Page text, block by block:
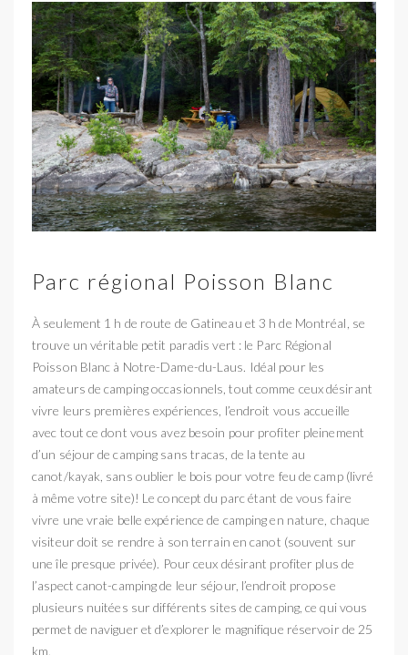
Parc régional Poisson Blanc
À seulement 1 h de route de Gatineau et 3 h de Montréal, se
trouve un véritable petit paradis vert : le Parc Régional
Poisson Blanc à Notre-Dame-du-Laus. Idéal pour les
amateurs de camping occasionnels, tout comme ceux désirant
vivre leurs premières expériences, l’endroit vous accueille
avec tout ce dont vous avez besoin pour profiter pleinement
d’un séjour de camping sans tracas, de la tente au
canot/kayak, sans oublier le bois pour votre feu de camp (livré
à même votre site)! Le concept du parc étant de vous faire
vivre une vraie belle expérience de camping en nature, chaque
visiteur doit se rendre à son terrain en canot (souvent sur
une île presque privée). Pour ceux désirant profiter plus de
l’aspect canot-camping de leur séjour, l’endroit propose
plusieurs nuitées sur différents sites de camping, ce qui vous
permet de naviguer et d’explorer le magnifique réservoir de 25
km.